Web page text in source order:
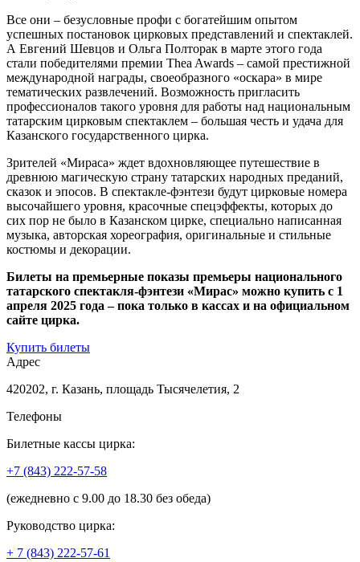
Все они – безусловные профи с богатейшим опытом
успешных постановок цирковых представлений и спектаклей.
А Евгений Шевцов и Ольга Полторак в марте этого года
стали победителями премии Thea Awards – самой престижной
международной награды, своеобразного «оскара» в мире
тематических развлечений. Возможность пригласить
профессионалов такого уровня для работы над национальным
татарским цирковым спектаклем – большая честь и удача для
Казанского государственного цирка.
Зрителей «Мираса» ждет вдохновляющее путешествие в
древнюю магическую страну татарских народных преданий,
сказок и эпосов. В спектакле-фэнтези будут цирковые номера
высочайшего уровня, красочные спецэффекты, которых до
сих пор не было в Казанском цирке, специально написанная
музыка, авторская хореография, оригинальные и стильные
костюмы и декорации.
Билеты на премьерные показы премьеры национального
татарского спектакля-фэнтези «Мирас» можно купить с 1
апреля 2025 года – пока только в кассах и на официальном
сайте цирка.
Купить билеты
Адрес
420202, г. Казань, площадь Тысячелетия, 2
Телефоны
Билетные кассы цирка:
+7 (843) 222-57-58
(ежедневно с 9.00 до 18.30 без обеда)
Руководство цирка:
+ 7 (843) 222-57-61